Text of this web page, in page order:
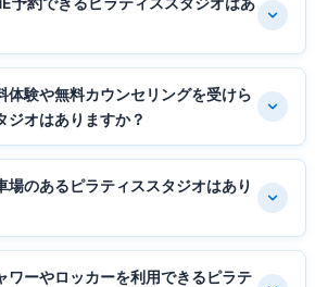
体験や無料カウンセリングを受けら
ジオはありますか？
場のあるピラティススタジオはあり
ワーやロッカーを利用できるピラテ